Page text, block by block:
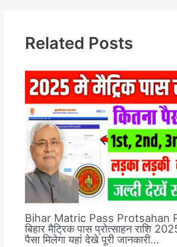
Related Posts
Bihar Matric Pass Protsahan
बिहार मैट्रिक पास प्रोत्साहन राशि
पैसा मिलेगा यहां देखे पूरी जानकारी…